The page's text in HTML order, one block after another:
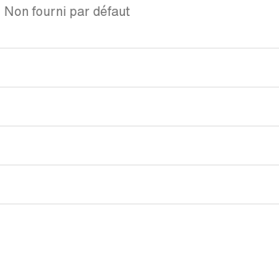
Non fourni par défaut